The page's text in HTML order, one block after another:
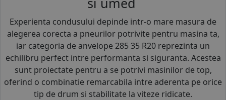
Experienta condusului depinde intr-o mare masura de
alegerea corecta a pneurilor potrivite pentru masina ta,
iar categoria de anvelope 285 35 R20 reprezinta un
echilibru perfect intre performanta si siguranta. Acestea
sunt proiectate pentru a se potrivi masinilor de top,
oferind o combinatie remarcabila intre aderenta pe orice
tip de drum si stabilitate la viteze ridicate.